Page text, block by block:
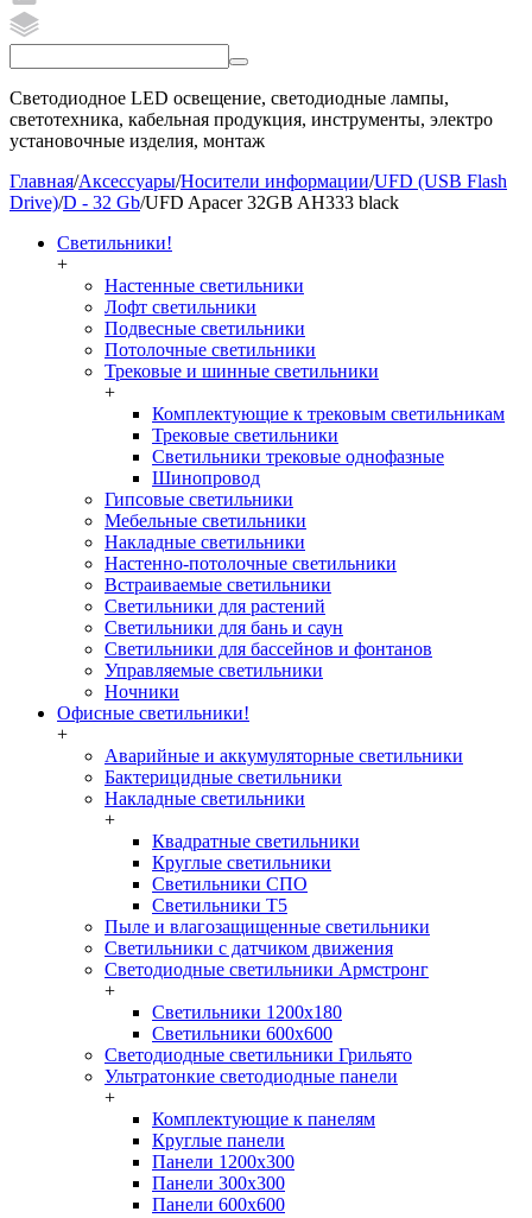
Светодиодное LED освещение, светодиодные лампы,
светотехника, кабельная продукция, инструменты, электро
установочные изделия, монтаж
Главная/Аксессуары/Носители информации/UFD (USB Flash
Drive)/D - 32 Gb/UFD Apacer 32GB AH333 black
Светильники!
+
Настенные светильники
Лофт светильники
Подвесные светильники
Потолочные светильники
Трековые и шинные светильники
+
Комплектующие к трековым светильникам
Трековые светильники
Светильники трековые однофазные
Шинопровод
Гипсовые светильники
Мебельные светильники
Накладные светильники
Настенно-потолочные светильники
Встраиваемые светильники
Светильники для растений
Светильники для бань и саун
Светильники для бассейнов и фонтанов
Управляемые светильники
Ночники
Офисные светильники!
+
Аварийные и аккумуляторные светильники
Бактерицидные светильники
Накладные светильники
+
Квадратные светильники
Круглые светильники
Светильники СПО
Светильники Т5
Пыле и влагозащищенные светильники
Светильники с датчиком движения
Светодиодные светильники Армстронг
+
Светильники 1200х180
Светильники 600х600
Светодиодные светильники Грильято
Ультратонкие светодиодные панели
+
Комплектующие к панелям
Круглые панели
Панели 1200х300
Панели 300х300
Панели 600х600